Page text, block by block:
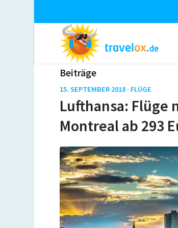
Beiträge
15. SEPTEMBER 2018 · FLÜGE
Lufthansa: Flüge
Montreal ab 293